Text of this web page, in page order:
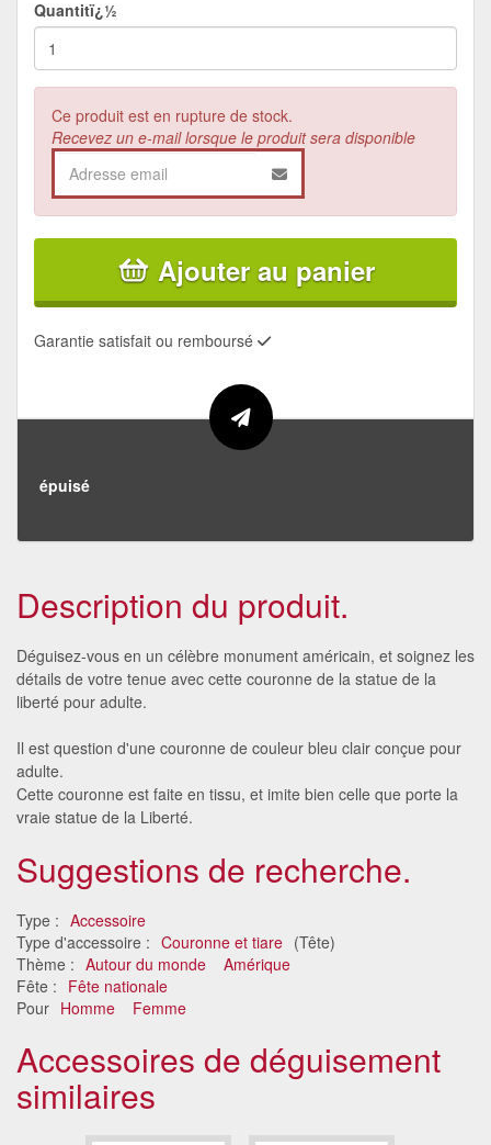
Quantitï¿½
Ce produit est en rupture de stock.
Recevez un e-mail lorsque le produit sera disponible
Ajouter au panier
Garantie satisfait ou remboursé
épuisé
Description du produit.
Déguisez-vous en un célèbre monument américain, et soignez les
détails de votre tenue avec cette couronne de la statue de la
liberté pour adulte.
Il est question d'une couronne de couleur bleu clair conçue pour
adulte.
Cette couronne est faite en tissu, et imite bien celle que porte la
vraie statue de la Liberté.
Suggestions de recherche.
Type : Accessoire
Type d'accessoire : Couronne et tiare (Tête)
Thème : Autour du monde
Amérique
Fête : Fête nationale
Pour Homme Femme
Accessoires de déguisement
similaires